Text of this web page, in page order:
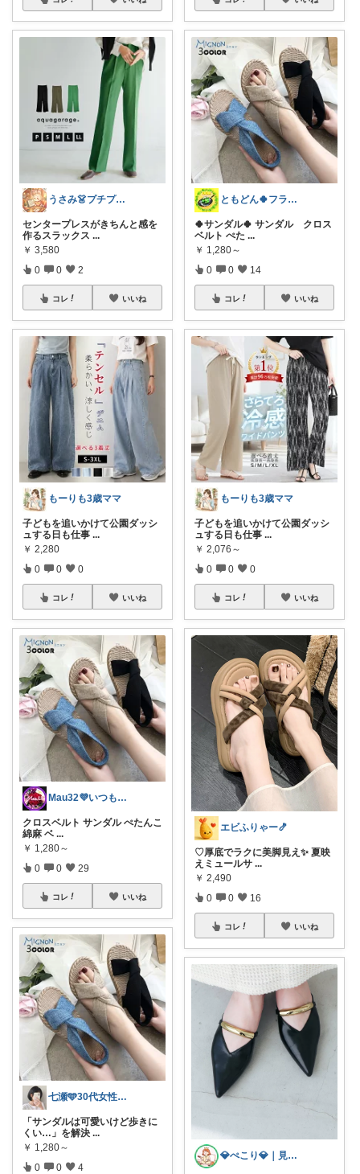
うさみ👗プチプラで叶える大人コーデ
センタープレスがきちんと感を
作るスラックス ...
￥ 3,580
0 0 2
コレ いいね
もーりも3歳ママ
子どもを追いかけて公園ダッシ
ュする日も仕事 ...
￥ 2,280
0 0 0
コレ いいね
Mau32💜いつも有難うございます😊
クロスベルト サンダル ぺたんこ
綿麻 ベ ...
￥ 1,280～
0 0 29
コレ いいね
七瀬🩵30代女性ファッション&美容🩵
「サンダルは可愛いけど歩きに
くい…」を解決 ...
￥ 1,280～
0 0 4
ともどん🍀フライパン料理ある暮らし🍳
🍀サンダル🍀 サンダル クロス
ベルト ぺた ...
￥ 1,280～
0 0 14
コレ いいね
もーりも3歳ママ
子どもを追いかけて公園ダッシ
ュする日も仕事 ...
￥ 2,076～
0 0 0
コレ いいね
エビふりゃー🍤
♡厚底でラクに美脚見え✨ 夏映
えミュールサ ...
￥ 2,490
0 0 16
コレ いいね
💎ぺこり💎｜見た目はOL中身はひもの